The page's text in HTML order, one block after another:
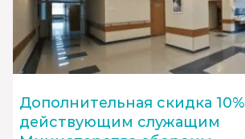
Дополнительная скидка 10%
действующим служащим